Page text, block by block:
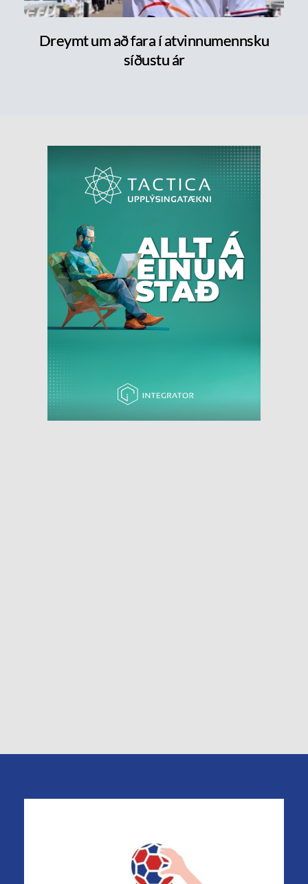
Dreymt um að fara í atvinnumennsku
síðustu ár